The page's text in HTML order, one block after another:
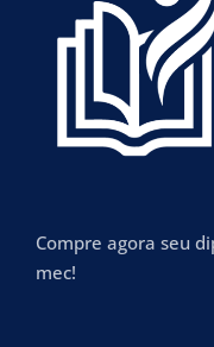
Compre agora seu
mec!